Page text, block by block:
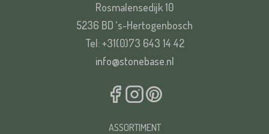
Rosmalensedijk 10
5236 BD ‘s-Hertogenbosch
Tel: +31(0)73 643 14 42
info@stonebase.nl
ASSORTIMENT